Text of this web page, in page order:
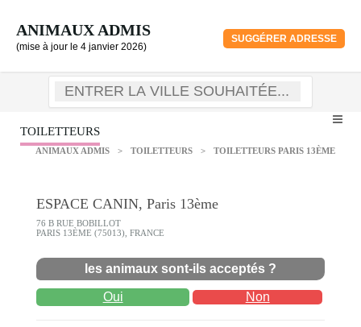
ANIMAUX ADMIS
(mise à jour le 4 janvier 2026)
SUGGÉRER ADRESSE
TOILETTEURS
ANIMAUX ADMIS > TOILETTEURS > TOILETTEURS PARIS 13ÈME
ESPACE CANIN, Paris 13ème
76 B RUE BOBILLOT
PARIS 13ÈME (75013), FRANCE
les animaux sont-ils acceptés ?
Oui Non